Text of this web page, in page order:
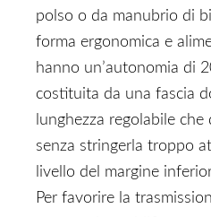
polso o da manubrio di
forma ergonomica e
hanno un’autonomia di
costituita da una fascia
lunghezza regolabile
senza stringerla troppo
livello del margine
Per favorire la